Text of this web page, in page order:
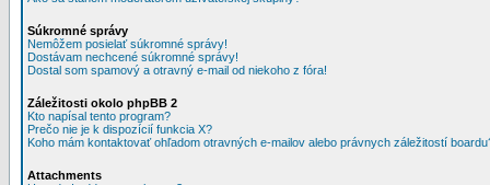
Súkromné správy
Nemôžem posielať súkromné správy!
Dostávam nechcené súkromné správy!
Dostal som spamový a otravný e-mail od niekoho z fóra!
Záležitosti okolo phpBB 2
Kto napísal tento program?
Prečo nie je k dispozícií funkcia X?
Koho mám kontaktovať ohľadom otravných e-mailov alebo právnych záležitostí
Attachments